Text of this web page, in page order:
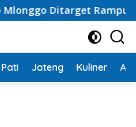
Ditarget
Jateng Kuliner